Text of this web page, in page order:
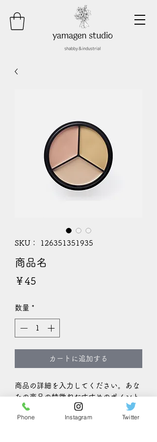
SKU： 126351351935
商品名
￥45
数量 *
カートに追加する
商品の詳細を入力してください。あな
たの商品の特徴やおすすめのポイント
をわかりやすく説明しましょう。
Phone Instagram Twitter